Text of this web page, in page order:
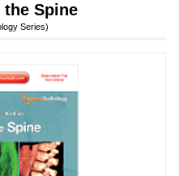
Spine
Series)